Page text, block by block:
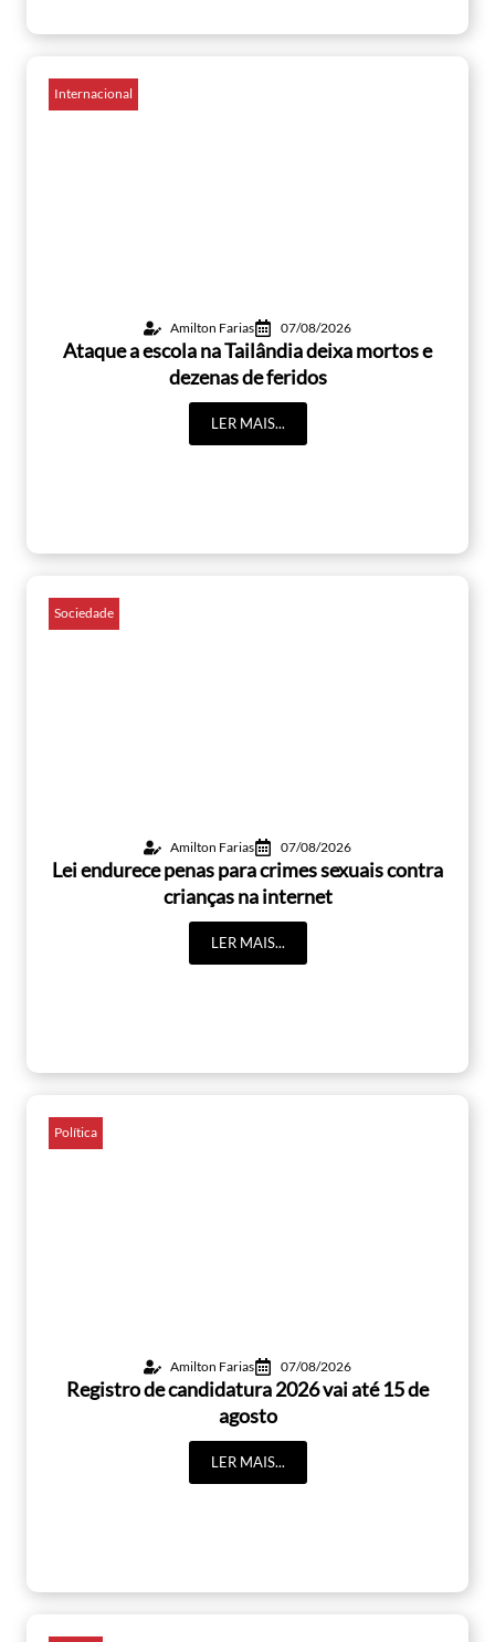
Internacional
Amilton Farias 07/08/2026
Ataque a escola na Tailândia deixa mortos e
dezenas de feridos
LER MAIS...
Sociedade
Amilton Farias 07/08/2026
Lei endurece penas para crimes sexuais contra
crianças na internet
LER MAIS...
Política
Amilton Farias 07/08/2026
Registro de candidatura 2026 vai até 15 de
agosto
LER MAIS...